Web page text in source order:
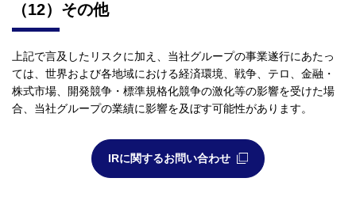
（12）その他
上記で言及したリスクに加え、当社グループの事業遂行にあたっ
ては、世界および各地域における経済環境、戦争、テロ、金融・
株式市場、開発競争・標準規格化競争の激化等の影響を受けた場
合、当社グループの業績に影響を及ぼす可能性があります。
IRに関するお問い合わせ